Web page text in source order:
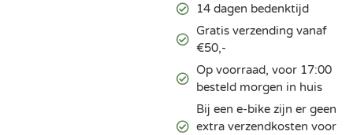
14 dagen bedenktijd
Gratis verzending vanaf
€50,-
Op voorraad, voor 17:00
besteld morgen in huis
Bij een e-bike zijn er geen
extra verzendkosten voor